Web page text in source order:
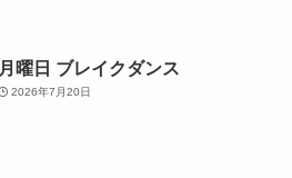
月曜日 ブレイクダンス
2026年7月20日